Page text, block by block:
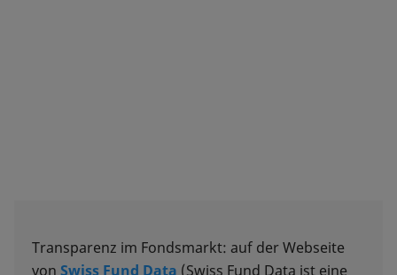
Transparenz im Fondsmarkt: auf der Webseite
von Swiss Fund Data (Swiss Fund Data ist eine